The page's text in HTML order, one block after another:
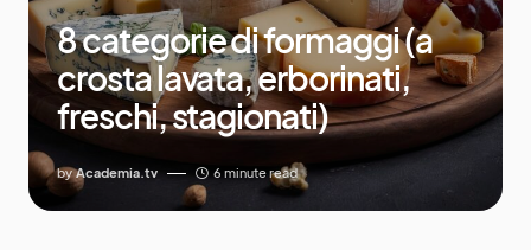
8 categorie di formaggi (a
crosta lavata, erborinati,
freschi, stagionati)
by Academia.tv 6 minute read